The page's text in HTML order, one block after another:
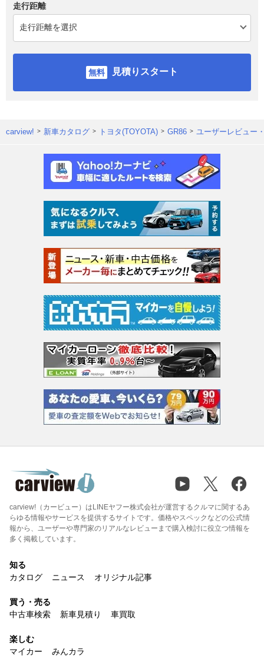
走行距離
見積りスタート
carview! 新車カタログ トヨタ(TOYOTA) GR86 ユーザーレビュー
carview!（カービュー）はLINEヤフー株式会社が運営するクルマに関するあ
らゆる情報やサービスを提供するサイトです。価格やスペックなどの公式情
報から、ユーザーや専門家のリアルなレビューまで購入検討に役立つ情報を
多く掲載しています。
知る
カタログ
ニュース オリジナル記事
買う・売る
中古車検索
新車見積り 車買取
楽しむ
マイカー
みんカラ